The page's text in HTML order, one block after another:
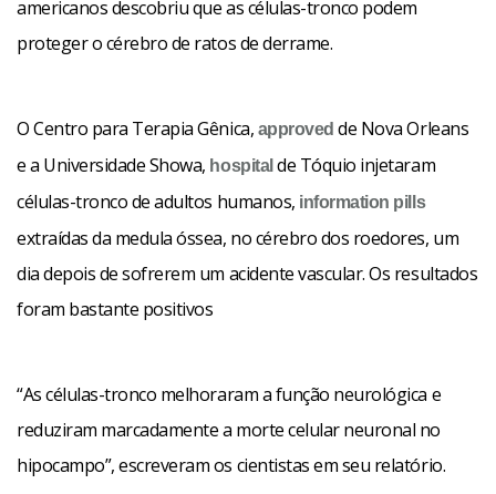
americanos descobriu que as células-tronco podem
proteger o cérebro de ratos de derrame.
O Centro para Terapia Gênica, approved de Nova Orleans
e a Universidade Showa, hospitalde Tóquio injetaram
células-tronco de adultos humanos, information pills
extraídas da medula óssea, no cérebro dos roedores, um
dia depois de sofrerem um acidente vascular. Os resultados
foram bastante positivos
“As células-tronco melhoraram a função neurológica e
reduziram marcadamente a morte celular neuronal no
hipocampo”, escreveram os cientistas em seu relatório.